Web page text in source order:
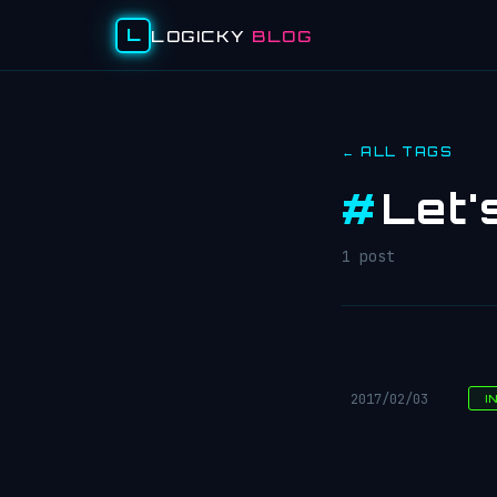
L LOGICKY BLOG
← ALL TAGS
#
1 post
2017/02/03